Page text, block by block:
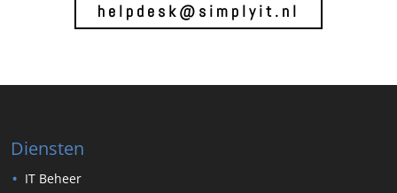
helpdesk@simplyit.nl
Diensten
IT Beheer